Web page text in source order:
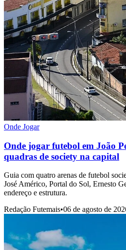
Onde Jogar
Onde jogar futebol em João
quadras de society na capital
Guia com quatro arenas de futebol
José Américo, Portal do Sol, Ernesto
endereço e estrutura.
Redação Futemais•06 de agosto de